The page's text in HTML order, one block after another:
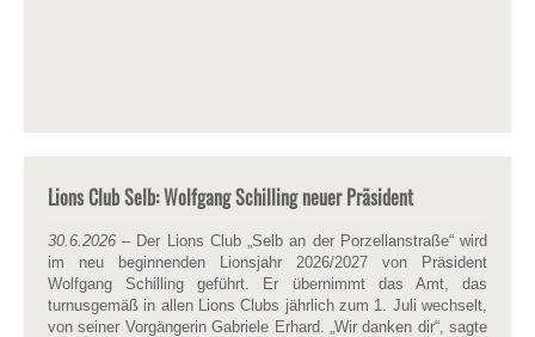
Lions Club Selb: Wolfgang Schilling neuer Präsident
30.6.2026 – Der Lions Club „Selb an der Porzellanstraße“ wird
im neu beginnenden Lionsjahr 2026/2027 von Präsident
Wolfgang Schilling geführt. Er übernimmt das Amt, das
turnusgemäß in allen Lions Clubs jährlich zum 1. Juli wechselt,
von seiner Vorgängerin Gabriele Erhard. „Wir danken dir“, sagte